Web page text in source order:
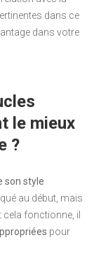
dans ce
dans votre
le mieux
?
son style
au début, mais
fonctionne, il
pour